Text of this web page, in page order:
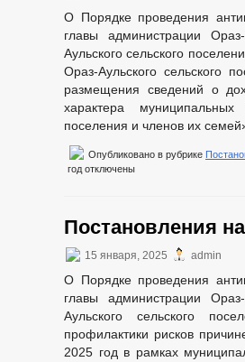
О Порядке проведения
главы администрации
Аульского сельского
Ораз-Аульского сельского
размещения сведений о
характера
поселения и членов их
Опубликовано в рубрике
год отключены
Постановления
15 января, 2025 admin
О Порядке проведения
главы администрации
Аульского сельского
профилактики рисков
2025 год в рамках